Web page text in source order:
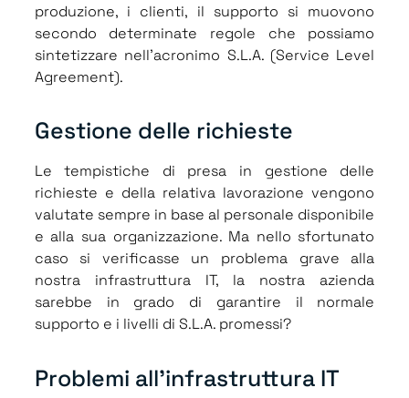
produzione, i clienti, il supporto si muovono
secondo determinate regole che possiamo
sintetizzare nell’acronimo S.L.A. (Service Level
Agreement).
Gestione delle richieste
Le tempistiche di presa in gestione delle
richieste e della relativa lavorazione vengono
valutate sempre in base al personale disponibile
e alla sua organizzazione. Ma nello sfortunato
caso si verificasse un problema grave alla
nostra infrastruttura IT, la nostra azienda
sarebbe in grado di garantire il normale
supporto e i livelli di S.L.A. promessi?
Problemi all'infrastruttura IT